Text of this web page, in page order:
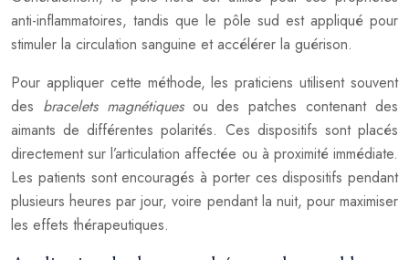
anti-inflammatoires, tandis que le pôle sud est appliqué pour
stimuler la circulation sanguine et accélérer la guérison.
Pour appliquer cette méthode, les praticiens utilisent souvent
des bracelets magnétiques ou des patches contenant des
aimants de différentes polarités. Ces dispositifs sont placés
directement sur l’articulation affectée ou à proximité immédiate.
Les patients sont encouragés à porter ces dispositifs pendant
plusieurs heures par jour, voire pendant la nuit, pour maximiser
les effets thérapeutiques.